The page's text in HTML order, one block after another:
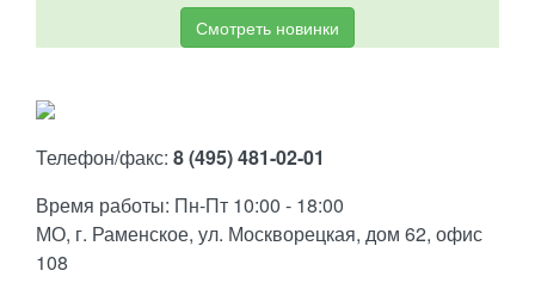
Смотреть новинки
Телефон/факс: 8 (495) 481-02-01
Время работы: Пн-Пт 10:00 - 18:00
МО, г. Раменское, ул. Москворецкая, дом 62, офис
108